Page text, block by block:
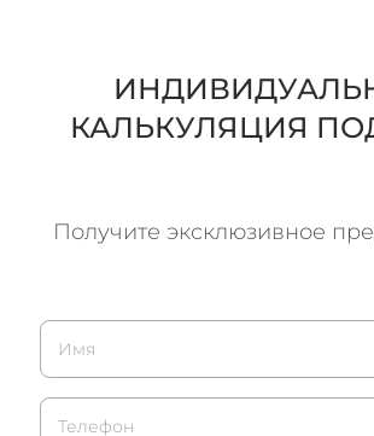
КАЛЬКУЛЯЦИЯ
Получите эксклюзивное